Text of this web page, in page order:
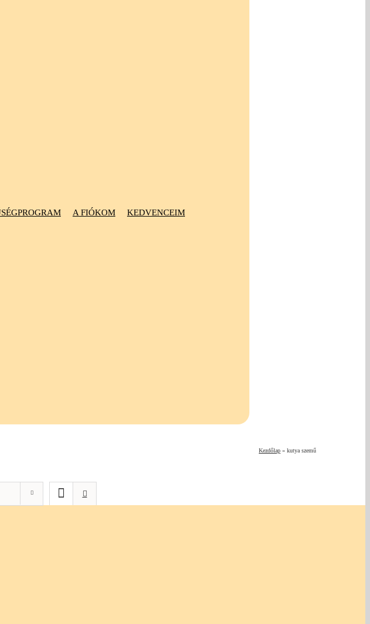
A FIÓKOM KEDVENCEIM
Kezdőlap » kutya szemű